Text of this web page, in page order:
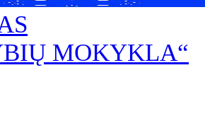
MOKYKLA“